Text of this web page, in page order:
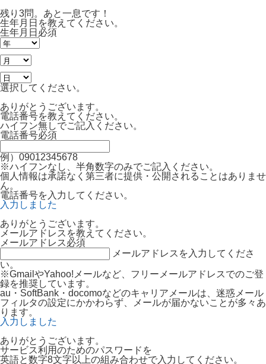
残り3問。あと一息です！
生年月日を教えてください。
生年月日 必須
選択してください。
ありがとうございます。
電話番号を教えてください。
ハイフン無しでご記入ください。
電話番号必須
例）09012345678
※ハイフンなし、半角数字のみでご記入ください。
個人情報は承諾なく第三者に提供・公開されることはありませ
ん。
電話番号を入力してください。
入力しました
ありがとうございます。
メールアドレスを教えてください。
メールアドレス必須
メールアドレスを入力してくださ
い。
※GmailやYahoo!メールなど、フリーメールアドレスでのご登
録を推奨しています。
au・SoftBank・docomoなどのキャリアメールは、迷惑メール
フィルタの設定にかかわらず、メールが届かないことが多々あ
ります。
入力しました
ありがとうございます。
サービス利用のためのパスワードを
英語と数字8文字以上の組み合わせで入力してください。